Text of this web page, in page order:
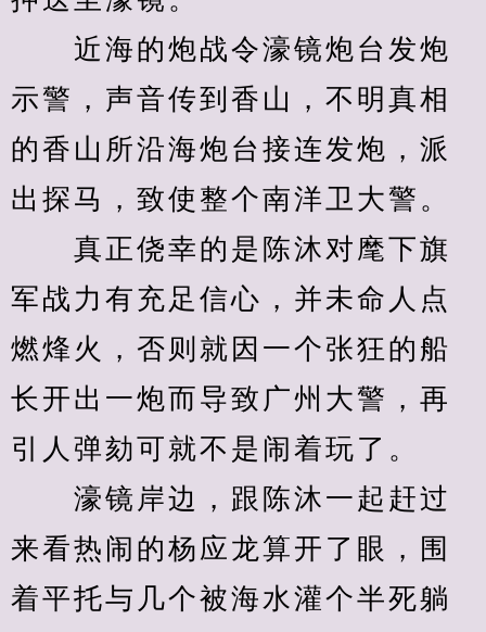
近海的炮战令濠镜炮台发炮
示警，声音传到香山，不明真相
的香山所沿海炮台接连发炮，派
出探马，致使整个南洋卫大警。
真正侥幸的是陈沐对麾下旗
军战力有充足信心，并未命人点
燃烽火，否则就因一个张狂的船
长开出一炮而导致广州大警，再
引人弹劾可就不是闹着玩了。
濠镜岸边，跟陈沐一起赶过
来看热闹的杨应龙算开了眼，围
着平托与几个被海水灌个半死躺